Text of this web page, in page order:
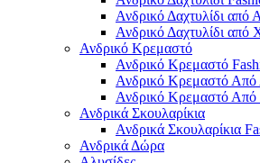
Ανδρικό Δαχτυλίδι από
Ανδρικό Δαχτυλίδι από
Ανδρικό Κρεμαστό
Ανδρικό Κρεμαστό
Ανδρικό Κρεμαστό Από
Ανδρικό Κρεμαστό
Ανδρικά Σκουλαρίκια
Ανδρικά Σκουλαρίκια
Ανδρικά Δώρα